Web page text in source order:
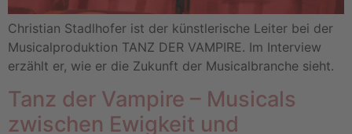
Christian Stadlhofer ist der künstlerische Leiter bei der
Musicalproduktion TANZ DER VAMPIRE. Im Interview
erzählt er, wie er die Zukunft der Musicalbranche sieht.
Tanz der Vampire – Musicals
zwischen Ewigkeit und